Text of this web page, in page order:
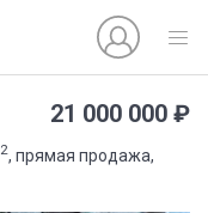
21 000 000 ₽
2, прямая продажа,